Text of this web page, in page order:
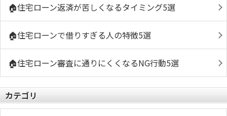
🏠住宅ローン返済が苦しくなるタイミング5選
🏠住宅ローンで借りすぎる人の特徴5選
🏠住宅ローン審査に通りにくくなるNG行動5選
カテゴリ